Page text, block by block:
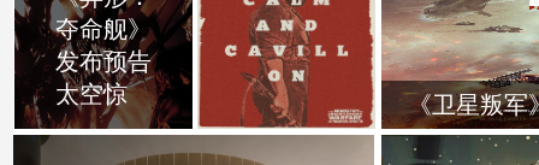
夺命舰》
发布预告
太空惊
战争部》
发布海报
精英组
《卫星叛军